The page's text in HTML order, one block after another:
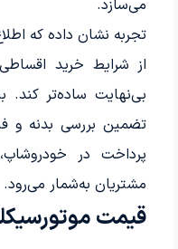
می‌سازد.
تجربه نشان داده که
از شرایط خرید اقساطی
بی‌نهایت ساده‌تر کند.
تضمین بررسی بدنه و
پرداخت در
مشتریان به‌شمار می‌رود.
قیمت